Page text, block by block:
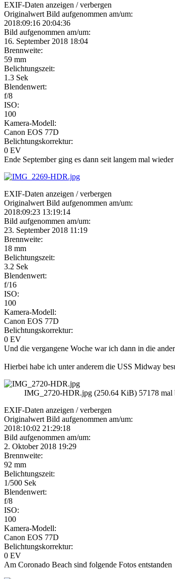
EXIF-Daten anzeigen / verbergen
Originalwert Bild aufgenommen am/um:
2018:09:16 20:04:36
Bild aufgenommen am/um:
16. September 2018 18:04
Brennweite:
59 mm
Belichtungszeit:
1.3 Sek
Blendenwert:
f/8
ISO:
100
Kamera-Modell:
Canon EOS 77D
Belichtungskorrektur:
0 EV
Ende September ging es dann seit langem mal
EXIF-Daten anzeigen / verbergen
Originalwert Bild aufgenommen am/um:
2018:09:23 13:19:14
Bild aufgenommen am/um:
23. September 2018 11:19
Brennweite:
18 mm
Belichtungszeit:
3.2 Sek
Blendenwert:
f/16
ISO:
100
Kamera-Modell:
Canon EOS 77D
Belichtungskorrektur:
0 EV
Und die vergangene Woche war ich dann in die
Hierbei habe ich unter anderem die USS Midway
IMG_2720-HDR.jpg (250.64 KiB) 57178 mal
EXIF-Daten anzeigen / verbergen
Originalwert Bild aufgenommen am/um:
2018:10:02 21:29:18
Bild aufgenommen am/um:
2. Oktober 2018 19:29
Brennweite:
92 mm
Belichtungszeit:
1/500 Sek
Blendenwert:
f/8
ISO:
100
Kamera-Modell:
Canon EOS 77D
Belichtungskorrektur:
0 EV
Am Coronado Beach sind folgende Fotos entstanden